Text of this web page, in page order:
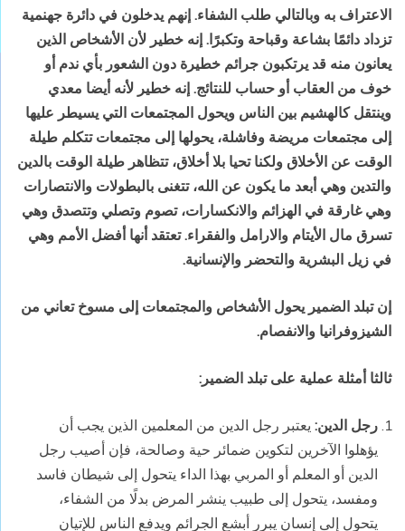
الاعتراف به وبالتالي طلب الشفاء. إنهم يدخلون في دائرة جهنمية
تزداد دائمًا بشاعة وقباحة وتكبرًا. إنه خطير لأن الأشخاص الذين
يعانون منه قد يرتكبون جرائم خطيرة دون الشعور بأي ندم أو
خوف من العقاب أو حساب للنتائج. إنه خطير لأنه أيضا معدي
وينتقل كالهشيم بين الناس ويحول المجتمعات التي يسيطر عليها
إلى مجتمعات مريضة وفاشلة، يحولها إلى مجتمعات تتكلم طيلة
الوقت عن الأخلاق ولكنا تحيا بلا أخلاق، تتظاهر طيلة الوقت بالدين
والتدين وهي أبعد ما يكون عن الله، تتغنى بالبطولات والانتصارات
وهي غارقة في الهزائم والانكسارات، تصوم وتصلي وتتصدق وهي
تسرق مال الأيتام والارامل والفقراء. تعتقد أنها أفضل الأمم وهي
في زيل البشرية والتحضر والإنسانية.
إن تبلد الضمير يحول الأشخاص والمجتمعات إلى مسوخ تعاني من
الشيزوفرانيا والانفصام.
ثالثا أمثلة عملية على تبلد الضمير :
رجل الدين: يعتبر رجل الدين من المعلمين الذين يجب أن
يؤهلوا الآخرين لتكوين ضمائر حية وصالحة، فإن أصيب رجل
الدين أو المعلم أو المربي بهذا الداء يتحول إلى شيطان فاسد
ومفسد، يتحول إلى طبيب ينشر المرض بدلًا من الشفاء،
يتحول إلى إنسان يبرر أبشع الجرائم ويدفع الناس للإتيان